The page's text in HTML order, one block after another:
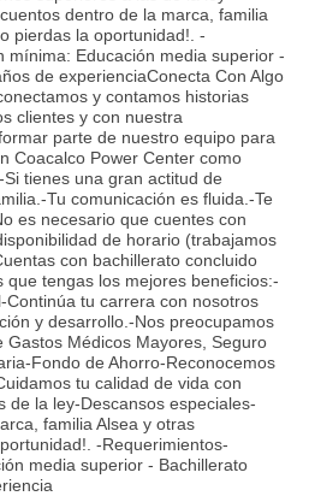
dentro de la marca, familia
pierdas la oportunidad!. -
mínima: Educación media superior -
de experienciaConecta Con Algo
y contamos historias
clientes y con nuestra
parte de nuestro equipo para
Coacalco Power Center como
tienes una gran actitud de
Tu comunicación es fluida.-Te
es necesario que cuentes con
de horario (trabajamos
con bachillerato concluido
que tengas los mejores beneficios:-
Continúa tu carrera con nosotros
y desarrollo.-Nos preocupamos
Gastos Médicos Mayores, Seguro
Fondo de Ahorro-Reconocemos
tu calidad de vida con
de la ley-Descansos especiales-
familia Alsea y otras
-Requerimientos-
media superior - Bachillerato